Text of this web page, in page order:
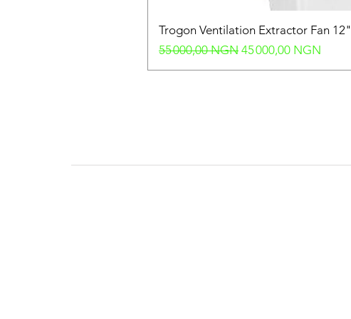
Trogon Ventilation Extractor Fan 12"
Prix original
55 000,00 NGN Prix promotionnel
45 000,00 NGN